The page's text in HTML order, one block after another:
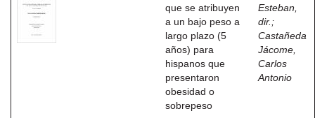
que se atribuyen
a un bajo peso a
largo plazo (5
años) para
hispanos que
presentaron
obesidad o
sobrepeso
Esteban,
dir. ;
Castañeda
Jácome,
Carlos
Antonio